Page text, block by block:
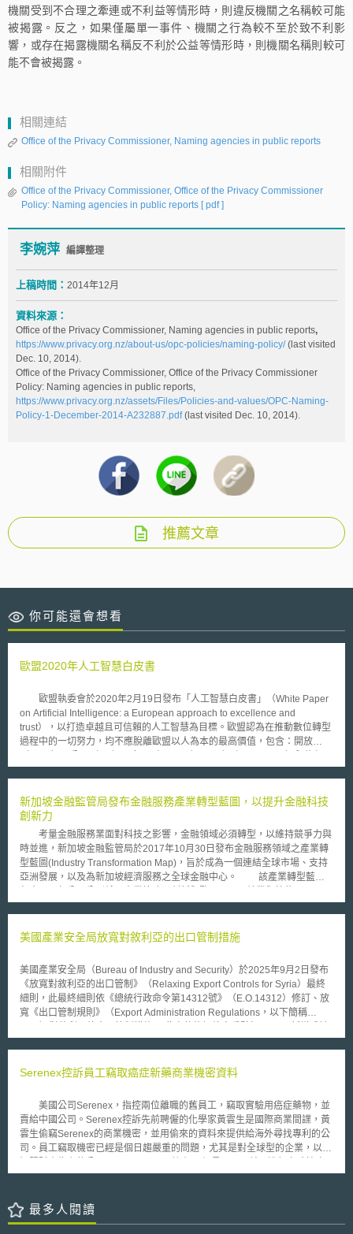
機關受到不合理之牽連或不利益等情形時，則違反機關之名稱較可能
被揭露。反之，如果僅屬單一事件、機關之行為較不至於致不利影
響，或存在揭露機關名稱反不利於公益等情形時，則機關名稱則較可
能不會被揭露。
相關連結
Office of the Privacy Commissioner, Naming agencies in public reports
相關附件
Office of the Privacy Commissioner, Office of the Privacy Commissioner
Policy: Naming agencies in public reports [ pdf ]
李婉萍 編譯整理
上稿時間： 2014年12月
資料來源：
Office of the Privacy Commissioner, Naming agencies in public reports,
https://www.privacy.org.nz/about-us/opc-policies/naming-policy/(last visited
Dec. 10, 2014).
Office of the Privacy Commissioner, Office of the Privacy Commissioner
Policy: Naming agencies in public reports,
https://www.privacy.org.nz/assets/Files/Policies-and-values/OPC-Naming-
Policy-1-December-2014-A232887.pdf(last visited Dec. 10, 2014).
推薦文章
你可能還會想看
歐盟2020年人工智慧白皮書
歐盟執委會於2020年2月19日發布「人工智慧白皮書」（White Paper
on Artificial Intelligence: a European approach to excellence and
trust），以打造卓越且可信賴的人工智慧為目標。歐盟認為在推動數位轉型
過程中的一切努力，均不應脫離歐盟以人為本的最高價值，包含：開放
（confident），因此在人工智慧的發展上，除了追求技術的持續精進與卓越
工智慧白皮書中分別就如何追求「卓越」與「可信賴」兩大目標，提出具體
的措施與建議。在促進人工智慧卓越方面，執委會建議的措施包含：建立人
工智慧與機器人領域的公私協力；強化人工智慧研究中心的發展與聯繫；每
個成員國內應至少有一個以人工智慧為主題的數位創新中心；歐盟執委會與
歐洲投資基金（European Investment Fund）將率先在2020年第1季為人工
智慧開發與使用提供1億歐元融資；運用人工智慧提高政府採購流程效率；
支持政府採購人工智慧系統等。上述各項措施將與歐盟「展望歐洲」
方面，執委會建議的措施則包含：建立有效控制人工智慧創新風險但不箝制
人工智慧系統的監管程度應不低於對醫美產品、汽車或玩具；應確保所使用
將持續徵集對人工智慧白皮書的公眾意見，並據以在2020年底前提出成員
國協力計畫（Coordinated Plan）之建議。
新加坡金融監管局發布金融服務產業轉型藍圖，以提升金融科技
創新力
考量金融服務業面對科技之影響，金融領域必須轉型，以維持競爭力與
時並進，新加坡金融監管局於2017年10月30日發布金融服務領域之產業轉
型藍圖(Industry Transformation Map)，旨於成為一個連結全球市場、支持
亞洲發展，以及為新加坡經濟服務之全球金融中心。 該產業轉型藍圖
一、商業策略：成為領先國際財富管理樞紐。為推動亞洲發展，新加坡金管
監管：發展重點為促進金融領域創新之普及，並鼓勵使用科學技術提升效率
創造力和科技創新。 與金融機構合作打造常用的工具，如電子支付、電子
身分識別(know-your-client)機制等。 促進和投資研發，開發新的解決方
案，包括使用分帳式技術進行銀行間的支付與貿易融資。 擴展與其他
Fintech中心之間的跨境合作協議，讓新加坡成為國外Fintech新創企業之育
成基地。 使用科學技術，簡化金融機構監管。 三、就業和技能：新加
訊科技上的專業技能。 該金融服務產業轉型藍圖之目標為，每年在金
達成1,000個工作機會。
美國產業安全局放寬對敘利亞的出口管制措施
美國產業安全局（Bureau of Industry and Security）於2025年9月2日發布
《放寬對敘利亞的出口管制》（Relaxing Export Controls for Syria）最終
細則，此最終細則依《總統行政命令第14312號》（E.O.14312）修訂、放
寬《出口管制規則》（Export Administration Regulations，以下簡稱
大對敘利亞出口、再出口的許可例外（license exception）範疇 （1） 針對
and Prosperity）的許可例外，擴大EAR第740.9條許可例外之範圍至與消
第746.9條第b項一般限制條款。 2. 對敘利亞出口、再出口採取更寬鬆的許
可審查 （1） 於EAR第746.9條第c項第1款特定最終使用情況（如電信通
訊、水供應和衛生、電力等）採取推定同意（presumption of approval
licensing）； （2） 其餘最終使用的出口和再出口許可申請，依EAR第
Serenex控訴員工竊取癌症新藥商業機密資料
美國公司Serenex，指控兩位離職的舊員工，竊取實驗用癌症藥物，並
賣給中國公司。Serenex控訴先前聘僱的化學家黃雲生是國際商業間諜，黃
雲生偷竊Serenex的商業機密，並用偷來的資料來提供給海外尋找專利的公
司。員工竊取機密已經是個日趨嚴重的問題，尤其是對全球型的企業，以及
症藥物的人體測試。根據報告Serenex自2001年設立後，所募得的風險資本
起訴訟，同時也將北京國藥龍立科技公司、基爾生物科技公司以及負責人
Tongxiang Zhang列為被告。 Serenex的律師Jonathan Sasser表示，
最多人閱讀